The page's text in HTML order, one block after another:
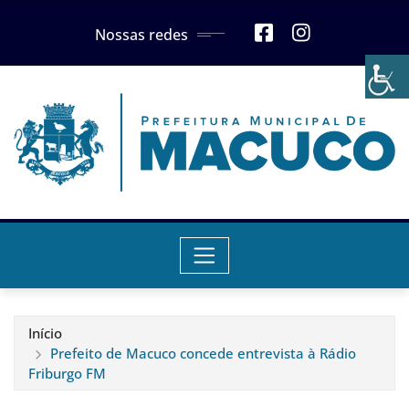
Nossas redes
Início
Prefeito de Macuco concede entrevista à Rádio
Friburgo FM